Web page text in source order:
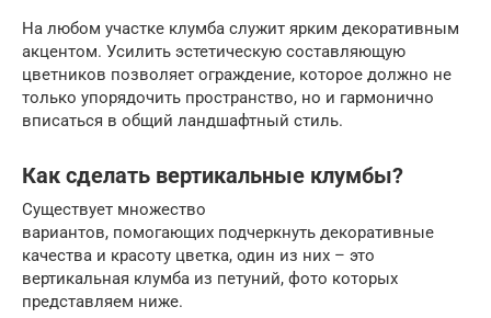
На любом участке клумба служит ярким декоративным
акцентом. Усилить эстетическую составляющую
цветников позволяет ограждение, которое должно не
только упорядочить пространство, но и гармонично
вписаться в общий ландшафтный стиль.
Как сделать вертикальные клумбы?
Существует множество
вариантов, помогающих подчеркнуть декоративные
качества и красоту цветка, один из них – это
вертикальная клумба из петуний, фото которых
представляем ниже.